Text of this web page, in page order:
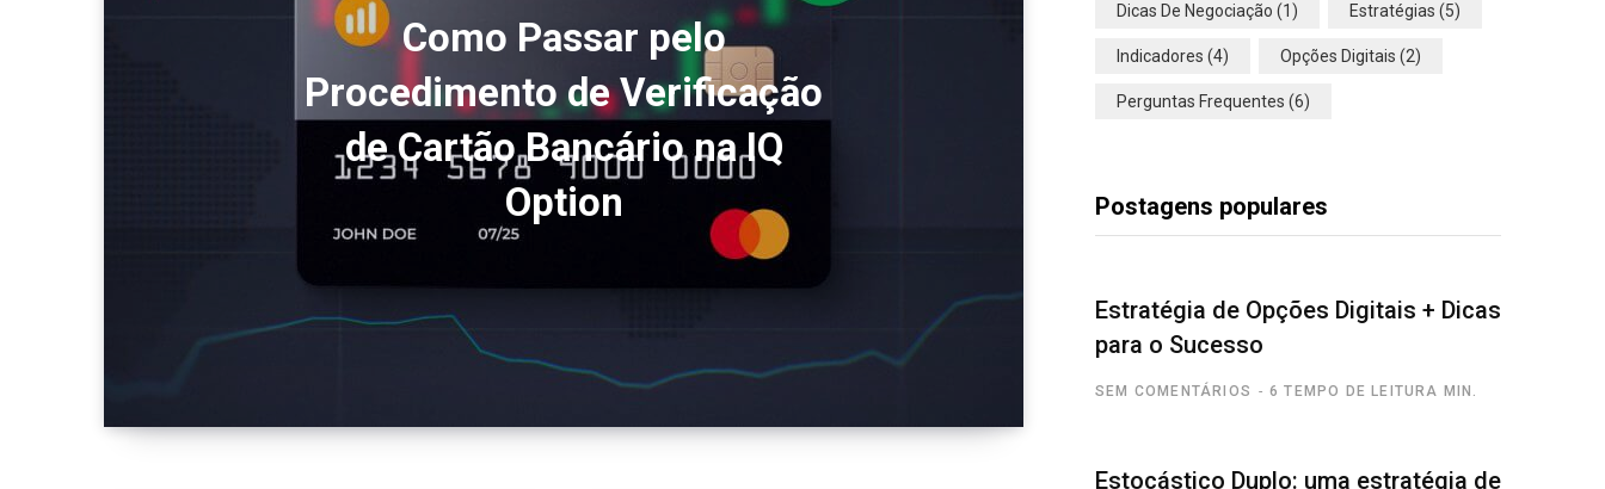
Como Passar pelo
Procedimento de Verificação
de Cartão Bancário na IQ
Option
Dicas De Negociação (1) Estratégias (5)
Indicadores (4) Opções Digitais (2)
Perguntas Frequentes (6)
Postagens populares
Estratégia de Opções Digitais + Dicas
para o Sucesso
SEM COMENTÁRIOS 6 TEMPO DE LEITURA MIN.
Estocástico Duplo: uma estratégia de